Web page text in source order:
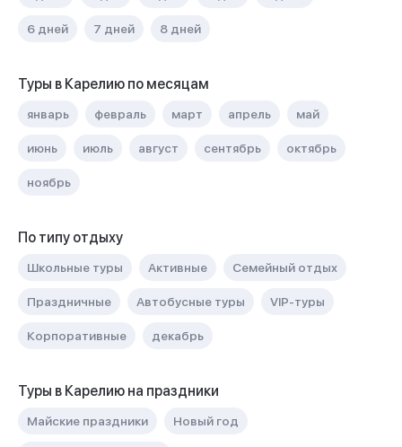
6 дней 7 дней 8 дней
Туры в Карелию по месяцам
январь февраль март апрель май
июнь июль август сентябрь октябрь
ноябрь
По типу отдыху
Школьные туры Активные Семейный отдых
Праздничные Автобусные туры VIP-туры
Корпоративные декабрь
Туры в Карелию на праздники
Майские праздники Новый год